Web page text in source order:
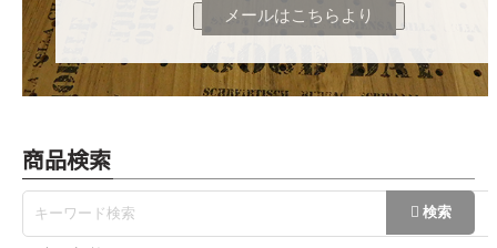
メールはこちらより
商品検索